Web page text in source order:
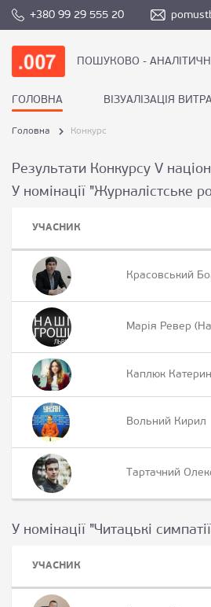
+380 99 29 555 20
ПОШУКОВО -
ГОЛОВНА ВІЗУАЛІЗАЦІЯ
Головна Конкурс
Результати Конкурсу V
У номінації "Журналістське
УЧАСНИК
Красовський
Марія Ревер
Каплюк
Вольний Кирил
Тартачний
У номінації "Читацькі
УЧАСНИК